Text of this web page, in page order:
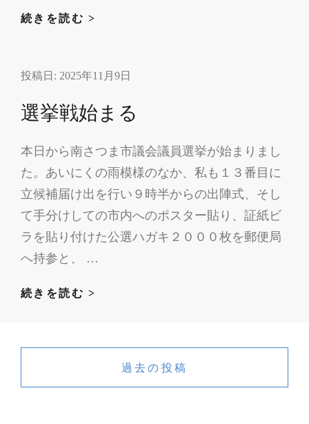
続きを読む >
２
目
投稿日: 2025年11月9日
選挙戦始まる
本日から南さつま市議会議員選挙が始まりまし
た。あいにくの雨模様のなか、私も１３番目に
立候補届け出を行い９時半からの出陣式、そし
て手分けしての市内へのポスター貼り、証紙ビ
ラを貼り付けた公選ハガキ２０００枚を郵便局
へ持参と、 …
続きを読む >
始
る
投
ナ
過去の投稿